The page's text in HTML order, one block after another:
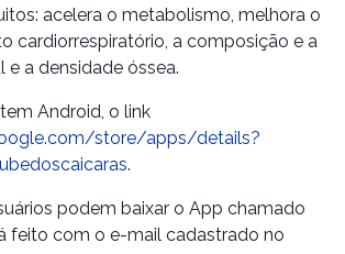
acelera o metabolismo, melhora o
cardiorrespiratório, a composição e a
a densidade óssea.
Android, o link
store/apps/details?
.
podem baixar o App chamado
feito com o e-mail cadastrado no